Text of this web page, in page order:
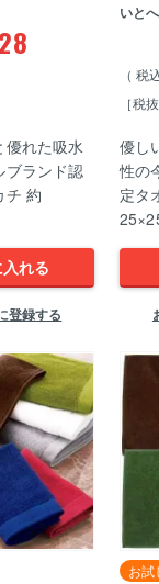
れた吸水
ブランド認
チ 約
れる
登録する
いと
税
［税
優し
性の
定タ
お